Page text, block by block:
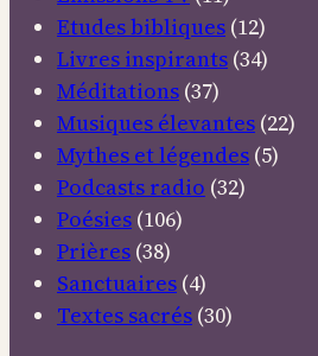
Etudes bibliques (12)
Livres inspirants (34)
Méditations (37)
Musiques élevantes (22)
Mythes et légendes (5)
Podcasts radio (32)
Poésies (106)
Prières (38)
Sanctuaires (4)
Textes sacrés (30)